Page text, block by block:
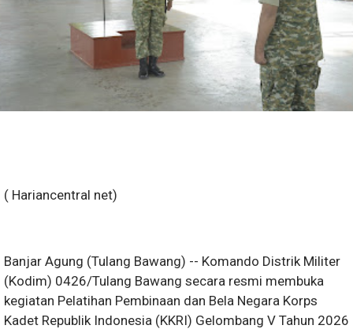
( Hariancentral net)
Banjar Agung (Tulang Bawang) -- Komando Distrik Militer
(Kodim) 0426/Tulang Bawang secara resmi membuka
kegiatan Pelatihan Pembinaan dan Bela Negara Korps
Kadet Republik Indonesia (KKRI) Gelombang V Tahun 2026